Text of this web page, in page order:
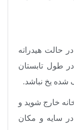
حالت هیدراته
تا 12 لیوان آب در طول تابستان
یخ نباشد.
خارج شوید و
سایه و مکان